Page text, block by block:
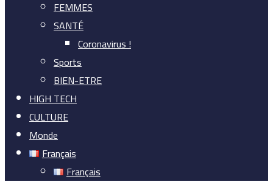
FEMMES
SANTÉ
Coronavirus !
Sports
BIEN-ETRE
HIGH TECH
CULTURE
Monde
Français
Français